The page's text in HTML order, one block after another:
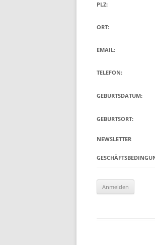
PLZ:
ORT:
EMAIL:
TELEFON:
GEBURTSDATUM:
GEBURTSORT:
NEWSLETTER